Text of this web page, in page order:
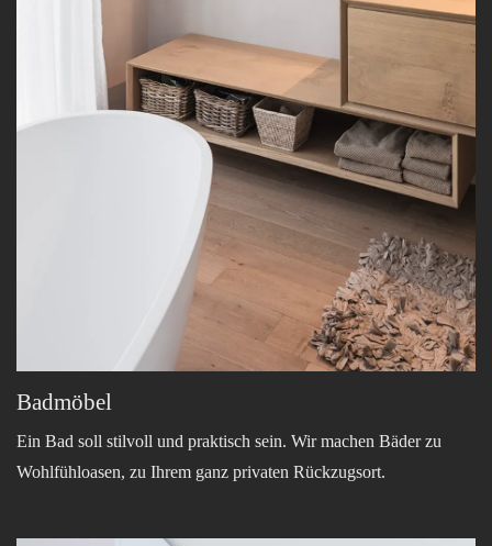
Badmöbel
Ein Bad soll stilvoll und praktisch sein. Wir machen Bäder zu
Wohlfühloasen, zu Ihrem ganz privaten Rückzugsort.